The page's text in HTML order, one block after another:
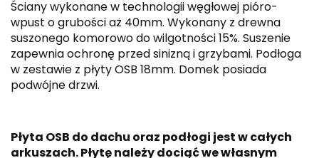
Ściany wykonane w technologii węgłowej pióro-
wpust o grubości aż 40mm. Wykonany z drewna
suszonego komorowo do wilgotności 15%. Suszenie
zapewnia ochronę przed sinizną i grzybami. Podłoga
w zestawie z płyty OSB 18mm. Domek posiada
podwójne drzwi.
Płyta OSB do dachu oraz podłogi jest w całych
arkuszach. Płytę należy dociąć we własnym